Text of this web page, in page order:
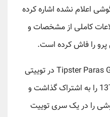
اعلام نشده اشاره کرده
کاملی از مشخصات و
Tipster Paras Guglani (@passionategeekz) در توییتی
مشخصات کامل شیائومی 13T Pro را به اشتراک گذاشت و
را در یک سری توییت